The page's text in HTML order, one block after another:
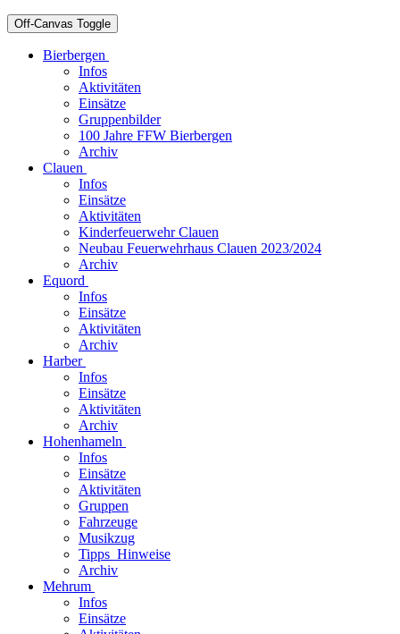
Off-Canvas Toggle
Bierbergen
Infos
Aktivitäten
Einsätze
Gruppenbilder
100 Jahre FFW Bierbergen
Archiv
Clauen
Infos
Einsätze
Aktivitäten
Kinderfeuerwehr Clauen
Neubau Feuerwehrhaus Clauen 2023/2024
Archiv
Equord
Infos
Einsätze
Aktivitäten
Archiv
Harber
Infos
Einsätze
Aktivitäten
Archiv
Hohenhameln
Infos
Einsätze
Aktivitäten
Gruppen
Fahrzeuge
Musikzug
Tipps_Hinweise
Archiv
Mehrum
Infos
Einsätze